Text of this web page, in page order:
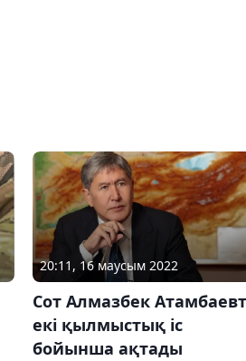
20:11, 16 маусым 2022
Сот Алмазбек
екі қылмыстық іс
бойынша ақтады